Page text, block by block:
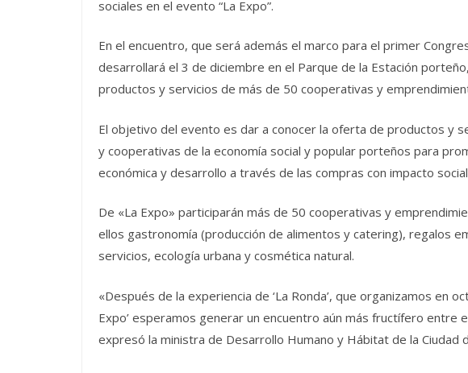
sociales en el evento “La Expo”.
En el encuentro, que será además el marco para el primer
desarrollará el 3 de diciembre en el Parque de la Estación
productos y servicios de más de 50 cooperativas y
El objetivo del evento es dar a conocer la oferta de productos y
y cooperativas de la economía social y popular porteños para
económica y desarrollo a través de las compras con impacto
De «La Expo» participarán más de 50 cooperativas y
ellos gastronomía (producción de alimentos y catering), regalos
servicios, ecología urbana y cosmética natural.
«Después de la experiencia de ‘La Ronda’, que organizamos en
Expo’ esperamos generar un encuentro aún más fructífero entre
expresó la ministra de Desarrollo Humano y Hábitat de la Ciudad